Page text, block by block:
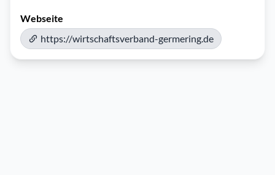
Webseite
https://wirtschaftsverband-germering.de